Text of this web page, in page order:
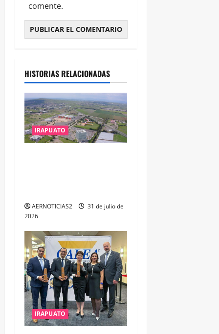
comente.
HISTORIAS RELACIONADAS
IRAPUATO
AERNOTICIAS2
31 de julio de
2026
IRAPUATO